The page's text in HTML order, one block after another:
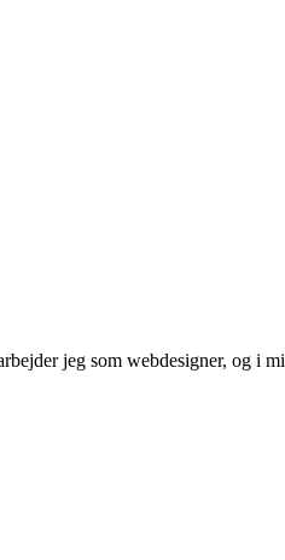
jeg som webdesigner, og i